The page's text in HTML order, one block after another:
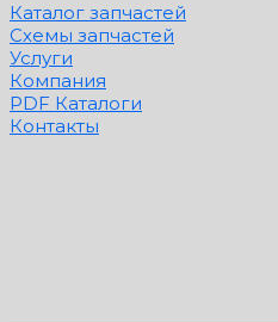
Каталог запчастей
Схемы запчастей
Услуги
Компания
PDF Каталоги
Контакты